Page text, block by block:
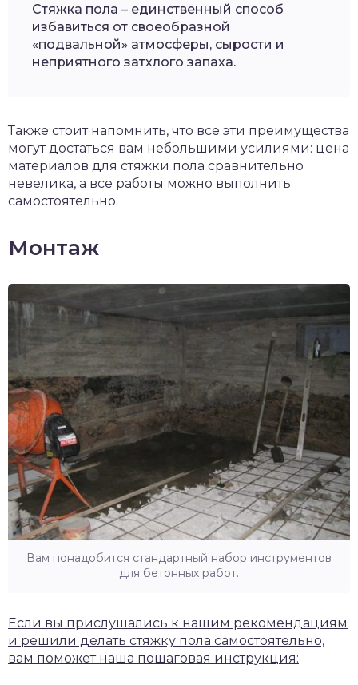
Стяжка пола – единственный способ
избавиться от своеобразной
«подвальной» атмосферы, сырости и
неприятного затхлого запаха.
Также стоит напомнить, что все эти преимущества
могут достаться вам небольшими усилиями: цена
материалов для стяжки пола сравнительно
невелика, а все работы можно выполнить
самостоятельно.
Монтаж
Вам понадобится стандартный набор инструментов
для бетонных работ.
Если вы прислушались к нашим рекомендациям
и решили делать стяжку пола самостоятельно,
вам поможет наша пошаговая инструкция: